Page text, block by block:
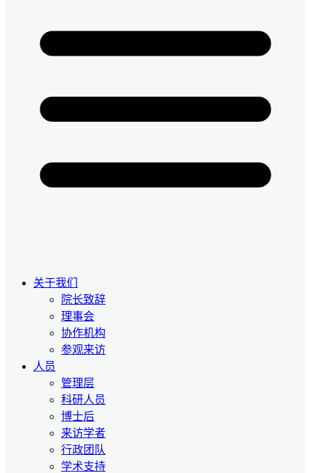
关于我们
院长致辞
理事会
协作机构
参观来访
人员
管理层
科研人员
博士后
来访学者
行政团队
学术支持